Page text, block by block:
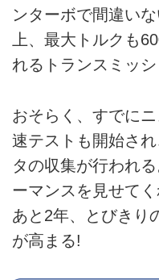
ンターボで間違い
上、最大トルクも
れるトランスミッシ
おそらく、すでに
速テストも開始さ
タの収集が行われ
ーマンスを見せて
あと2年、とびきり
が高まる!